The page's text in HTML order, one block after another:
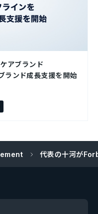
アブランド
ランド成長支援を開始
代表の十河が